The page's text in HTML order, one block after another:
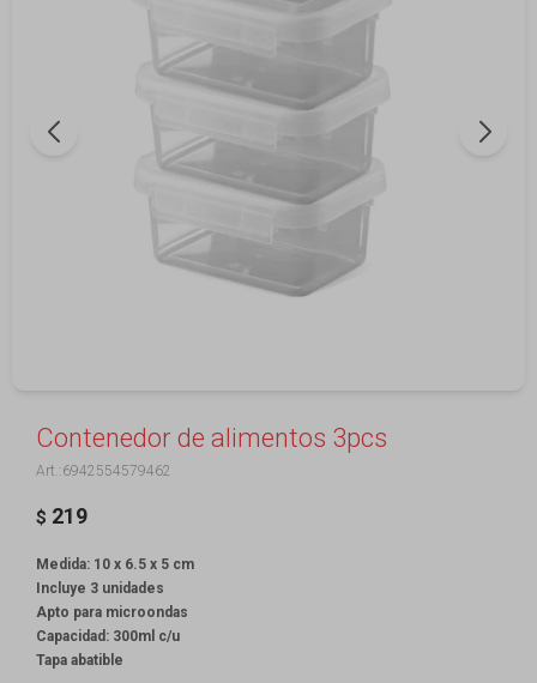
Contenedor de alimentos 3pcs
6942554579462
$ 219
Medida: 10 x 6.5 x 5 cm
Incluye 3 unidades
Apto para microondas
Capacidad: 300ml c/u
Tapa abatible